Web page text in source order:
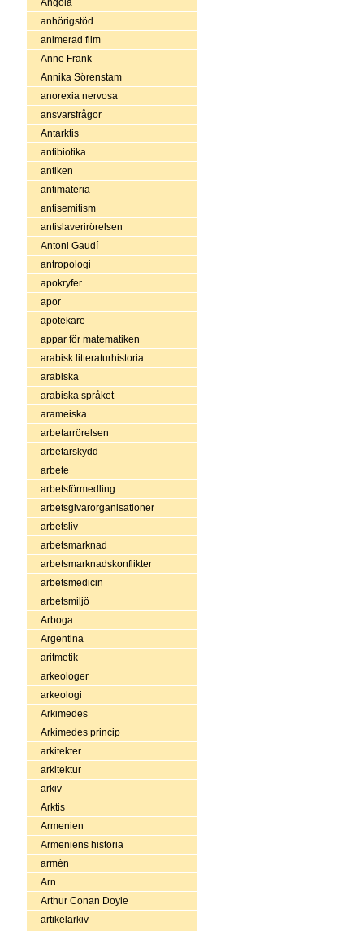
Angola
anhörigstöd
animerad film
Anne Frank
Annika Sörenstam
anorexia nervosa
ansvarsfrågor
Antarktis
antibiotika
antiken
antimateria
antisemitism
antislaverirörelsen
Antoni Gaudí
antropologi
apokryfer
apor
apotekare
appar för matematiken
arabisk litteraturhistoria
arabiska
arabiska språket
arameiska
arbetarrörelsen
arbetarskydd
arbete
arbetsförmedling
arbetsgivarorganisationer
arbetsliv
arbetsmarknad
arbetsmarknadskonflikter
arbetsmedicin
arbetsmiljö
Arboga
Argentina
aritmetik
arkeologer
arkeologi
Arkimedes
Arkimedes princip
arkitekter
arkitektur
arkiv
Arktis
Armenien
Armeniens historia
armén
Arn
Arthur Conan Doyle
artikelarkiv